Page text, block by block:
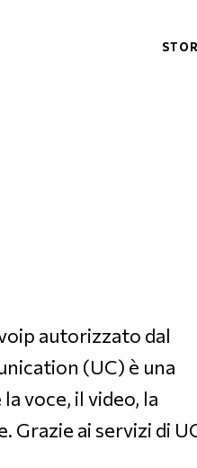
autorizzato dal
(UC) è una
voce, il video, la
Grazie ai servizi di